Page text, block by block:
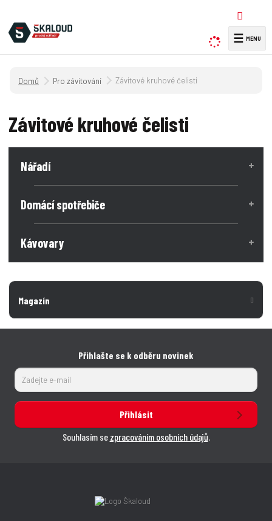
y
l
☰
Úvodní strana
Pro závitování Závitové kruhové čelisti
Závitové kruhové čelisti
Nářadí
Domácí spotřebiče
Kávovary
Magazín
Přihlašte se k odběru novinek
Přihlásit
Souhlasím se zpracováním osobních údajů.